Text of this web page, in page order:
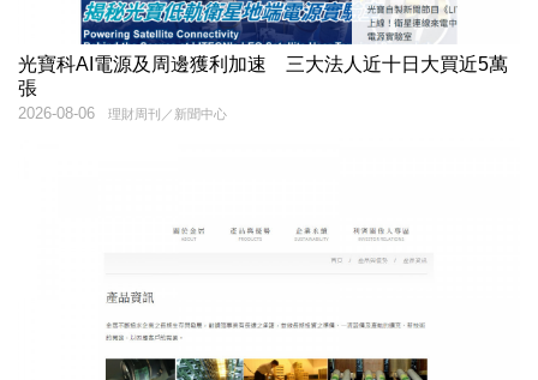
光寶科AI電源及周邊獲利加速 三大法人近十日大買近5萬
張
理財周刊／新聞中心
2026-08-06